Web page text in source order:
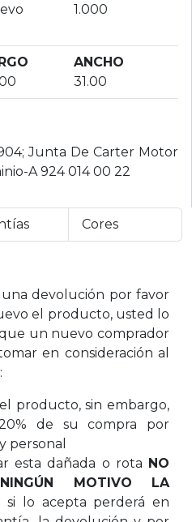
1.000
ANCHO
31.00
Junta De Carter Motor
A 924 014 00 22
Cores
devolución por favor
el producto, usted lo
un nuevo comprador
en consideración al
producto, sin embargo,
de su compra por
personal
esta dañada o rota NO
MOTIVO LA
si lo acepta perderá en